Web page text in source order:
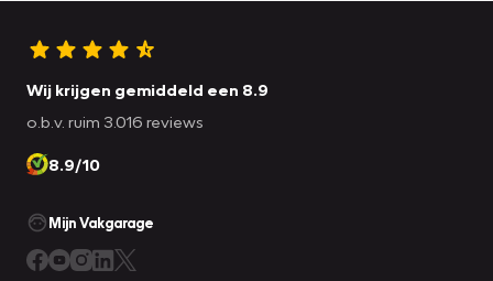
Wij krijgen gemiddeld een 8.9
o.b.v. ruim 3.016 reviews
8.9/10
Mijn Vakgarage